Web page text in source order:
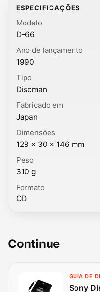
ESPECIFICAÇÕES
Modelo
D-66
Ano de lançamento
1990
Tipo
Discman
Fabricado em
Japan
Dimensões
128 × 30 × 146 mm
Peso
310 g
Formato
CD
Continue
GUIA DE
Sony